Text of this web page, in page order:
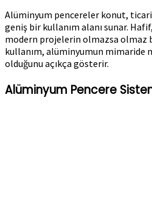
Alüminyum pencereler konut,
geniş bir kullanım alanı sunar.
modern projelerin olmazsa olmaz
kullanım, alüminyumun mimaride
olduğunu açıkça gösterir.
Alüminyum Pencere